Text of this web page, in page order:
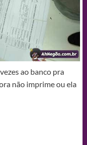
ao banco pra
não imprime ou ela